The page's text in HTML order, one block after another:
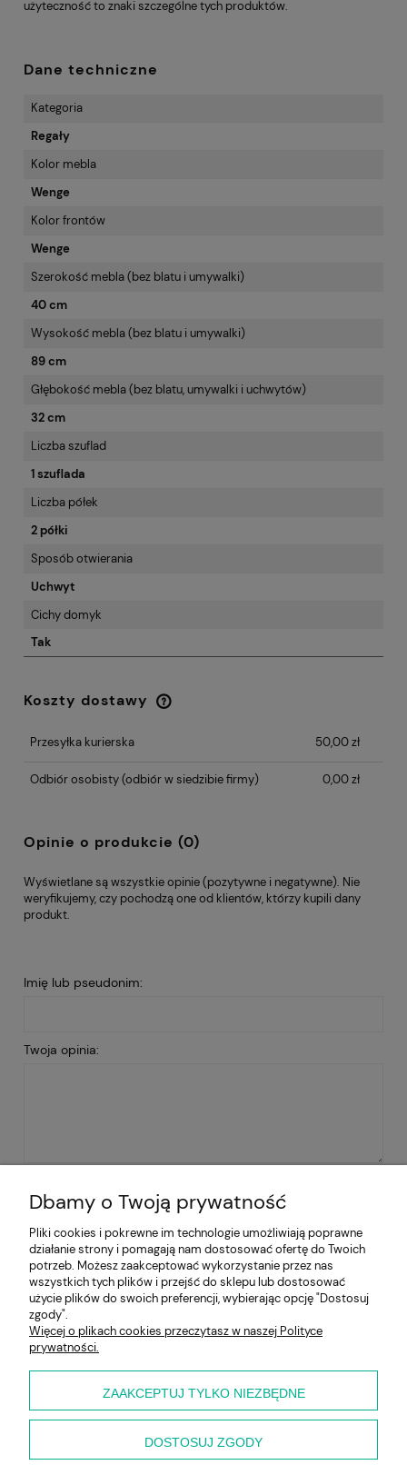
użyteczność to znaki szczególne tych produktów.
Dane techniczne
Kategoria
Regały
Kolor mebla
Wenge
Kolor frontów
Wenge
Szerokość mebla (bez blatu i umywalki)
40 cm
Wysokość mebla (bez blatu i umywalki)
89 cm
Głębokość mebla (bez blatu, umywalki i uchwytów)
32 cm
Liczba szuflad
1 szuflada
Liczba półek
2 półki
Sposób otwierania
Uchwyt
Cichy domyk
Tak
Koszty dostawy
Cena nie zawiera ewentualnych kosztów
Przesyłka kurierska
50,00 zł
Odbiór osobisty(odbiór w siedzibie firmy) 0,00 zł
Opinie o produkcie (0)
Wyświetlane są wszystkie opinie (pozytywne i negatywne). Nie
weryfikujemy, czy pochodzą one od klientów, którzy kupili dany
produkt.
Imię lub pseudonim:
Twoja opinia:
Pomoc
Moje konto
Płatności i dostawa
Dbamy o Twoją prywatność
Pliki cookies i pokrewne im technologie umożliwiają poprawne
działanie strony i pomagają nam dostosować ofertę do Twoich
potrzeb. Możesz zaakceptować wykorzystanie przez nas
wszystkich tych plików i przejść do sklepu lub dostosować
użycie plików do swoich preferencji, wybierając opcję "Dostosuj
zgody".
Więcej o plikach cookies przeczytasz w naszej Polityce
prywatności.
ZAAKCEPTUJ TYLKO NIEZBĘDNE
DOSTOSUJ ZGODY